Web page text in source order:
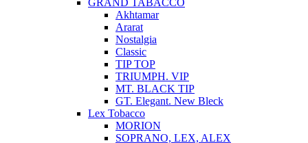
GRAND TABACCO
Akhtamar
Ararat
Nostalgia
Classic
TIP TOP
TRIUMPH. VIP
MT. BLACK TIP
GT. Elegant. New Bleck
Lex Tobacco
MORION
SOPRANO, LEX, ALEX